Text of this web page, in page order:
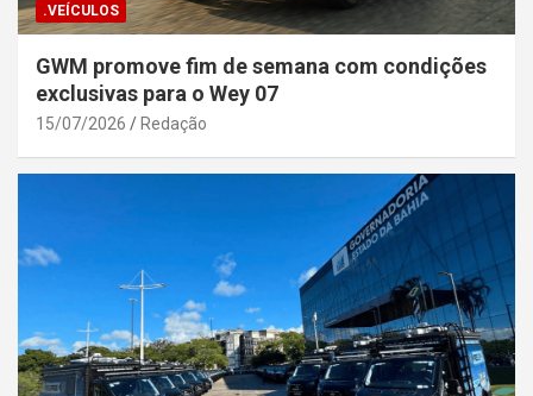
.VEÍCULOS
GWM promove fim de semana com condições
exclusivas para o Wey 07
15/07/2026 Redação